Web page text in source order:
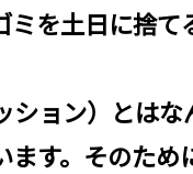
ミを土日に捨
ション）とは
す。そのため